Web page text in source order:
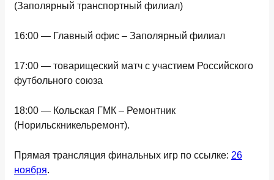
(Заполярный транспортный филиал)
16:00 — Главный офис – Заполярный филиал
17:00 — товарищеский матч с участием Российского
футбольного союза
18:00 — Кольская ГМК – Ремонтник
(Норильскникельремонт).
Прямая трансляция финальных игр по ссылке: 26
ноября.